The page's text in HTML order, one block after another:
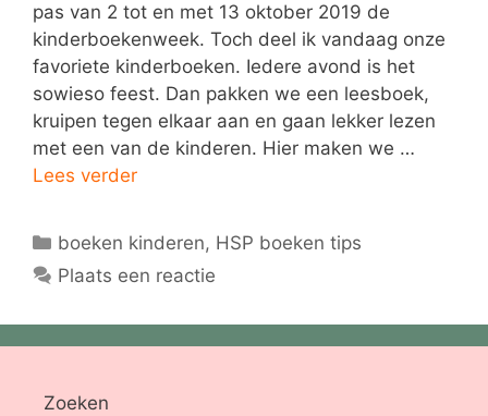
pas van 2 tot en met 13 oktober 2019 de
kinderboekenweek. Toch deel ik vandaag onze
favoriete kinderboeken. Iedere avond is het
sowieso feest. Dan pakken we een leesboek,
kruipen tegen elkaar aan en gaan lekker lezen
met een van de kinderen. Hier maken we …
Lees verder
Categorieën
boeken kinderen, HSP boeken tips
Plaats een reactie
Zoeken